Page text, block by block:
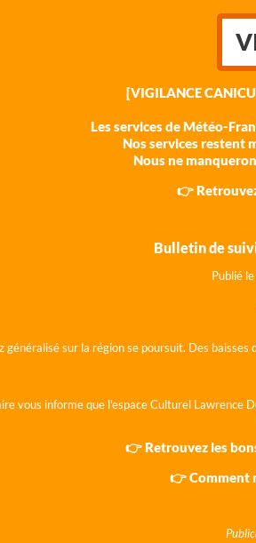
[VIGILANCE
Les services de Météo-
Nos services restent
Nous ne
👉
Bulletin de
Publié
généralisé sur la région se poursuit. Des
vous informe que l'espace Culturel
👉 Retrouvez les
👉 Comment